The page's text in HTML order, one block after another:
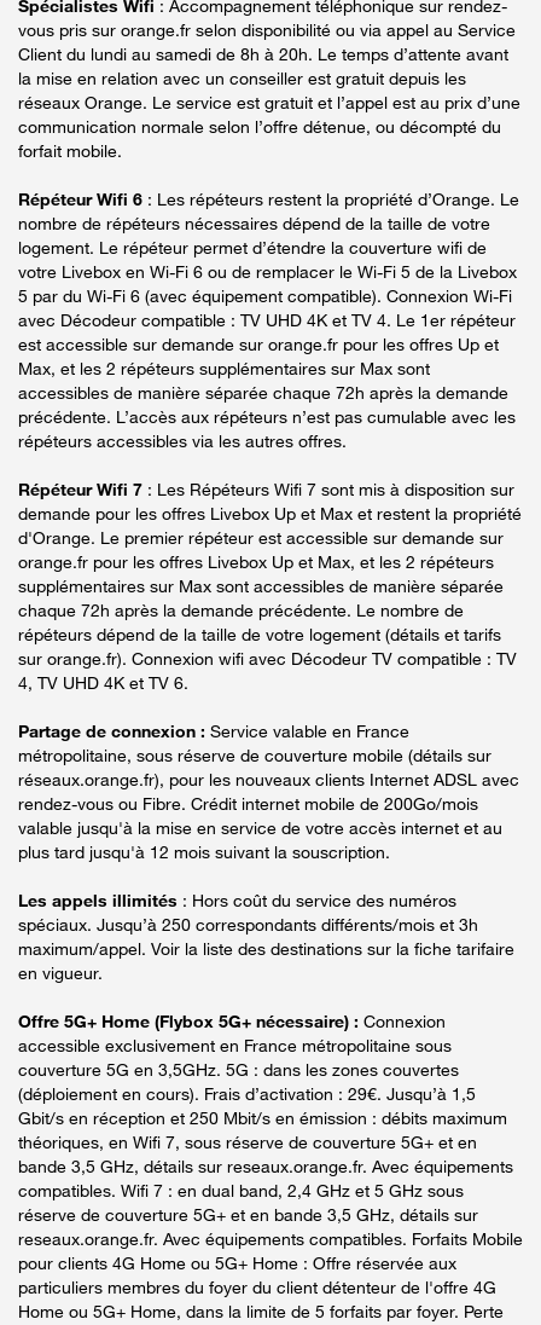
Spécialistes Wifi : Accompagnement téléphonique sur rendez-
vous pris sur orange.fr selon disponibilité ou via appel au Service
Client du lundi au samedi de 8h à 20h. Le temps d’attente avant
la mise en relation avec un conseiller est gratuit depuis les
réseaux Orange. Le service est gratuit et l’appel est au prix d’une
communication normale selon l’offre détenue, ou décompté du
forfait mobile.
Répéteur Wifi 6 : Les répéteurs restent la propriété d’Orange. Le
nombre de répéteurs nécessaires dépend de la taille de votre
logement. Le répéteur permet d’étendre la couverture wifi de
votre Livebox en Wi-Fi 6 ou de remplacer le Wi-Fi 5 de la Livebox
5 par du Wi-Fi 6 (avec équipement compatible). Connexion Wi-Fi
avec Décodeur compatible : TV UHD 4K et TV 4. Le 1er répéteur
est accessible sur demande sur orange.fr pour les offres Up et
Max, et les 2 répéteurs supplémentaires sur Max sont
accessibles de manière séparée chaque 72h après la demande
précédente. L’accès aux répéteurs n’est pas cumulable avec les
répéteurs accessibles via les autres offres.
Répéteur Wifi 7 : Les Répéteurs Wifi 7 sont mis à disposition sur
demande pour les offres Livebox Up et Max et restent la propriété
d'Orange. Le premier répéteur est accessible sur demande sur
orange.fr pour les offres Livebox Up et Max, et les 2 répéteurs
supplémentaires sur Max sont accessibles de manière séparée
chaque 72h après la demande précédente. Le nombre de
répéteurs dépend de la taille de votre logement (détails et tarifs
sur orange.fr). Connexion wifi avec Décodeur TV compatible : TV
4, TV UHD 4K et TV 6.
Partage de connexion : Service valable en France
métropolitaine, sous réserve de couverture mobile (détails sur
réseaux.orange.fr), pour les nouveaux clients Internet ADSL avec
rendez-vous ou Fibre. Crédit internet mobile de 200Go/mois
valable jusqu'à la mise en service de votre accès internet et au
plus tard jusqu'à 12 mois suivant la souscription.
Les appels illimités : Hors coût du service des numéros
spéciaux. Jusqu’à 250 correspondants différents/mois et 3h
maximum/appel. Voir la liste des destinations sur la fiche tarifaire
en vigueur.
Offre 5G+ Home (Flybox 5G+ nécessaire) : Connexion
accessible exclusivement en France métropolitaine sous
couverture 5G en 3,5GHz. 5G : dans les zones couvertes
(déploiement en cours). Frais d’activation : 29€. Jusqu’à 1,5
Gbit/s en réception et 250 Mbit/s en émission : débits maximum
théoriques, en Wifi 7, sous réserve de couverture 5G+ et en
bande 3,5 GHz, détails sur reseaux.orange.fr. Avec équipements
compatibles. Wifi 7 : en dual band, 2,4 GHz et 5 GHz sous
réserve de couverture 5G+ et en bande 3,5 GHz, détails sur
reseaux.orange.fr. Avec équipements compatibles. Forfaits Mobile
pour clients 4G Home ou 5G+ Home : Offre réservée aux
particuliers membres du foyer du client détenteur de l'offre 4G
Home ou 5G+ Home, dans la limite de 5 forfaits par foyer. Perte